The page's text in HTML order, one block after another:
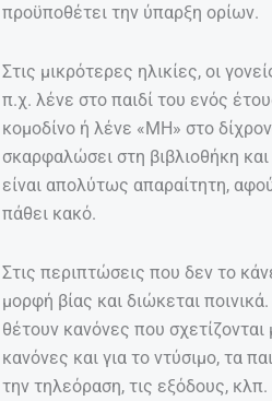
προϋποθέτει την ύπαρξη ορίων.
Στις μικρότερες ηλικίες, οι
π.χ. λένε στο παιδί του ενός
κομοδίνο ή λένε «ΜΗ» στο
σκαρφαλώσει στη βιβλιοθήκη
είναι απολύτως απαραίτητη,
πάθει κακό.
Στις περιπτώσεις που δεν το
μορφή βίας και διώκεται
θέτουν κανόνες που
κανόνες και για το ντύσιμο, τα
την τηλεόραση, τις εξόδους, κλπ.